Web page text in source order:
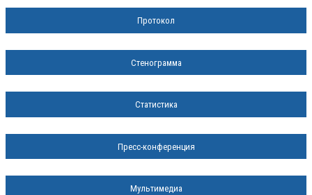
Протокол
Стенограмма
Статистика
Пресс-конференция
Мультимедиа